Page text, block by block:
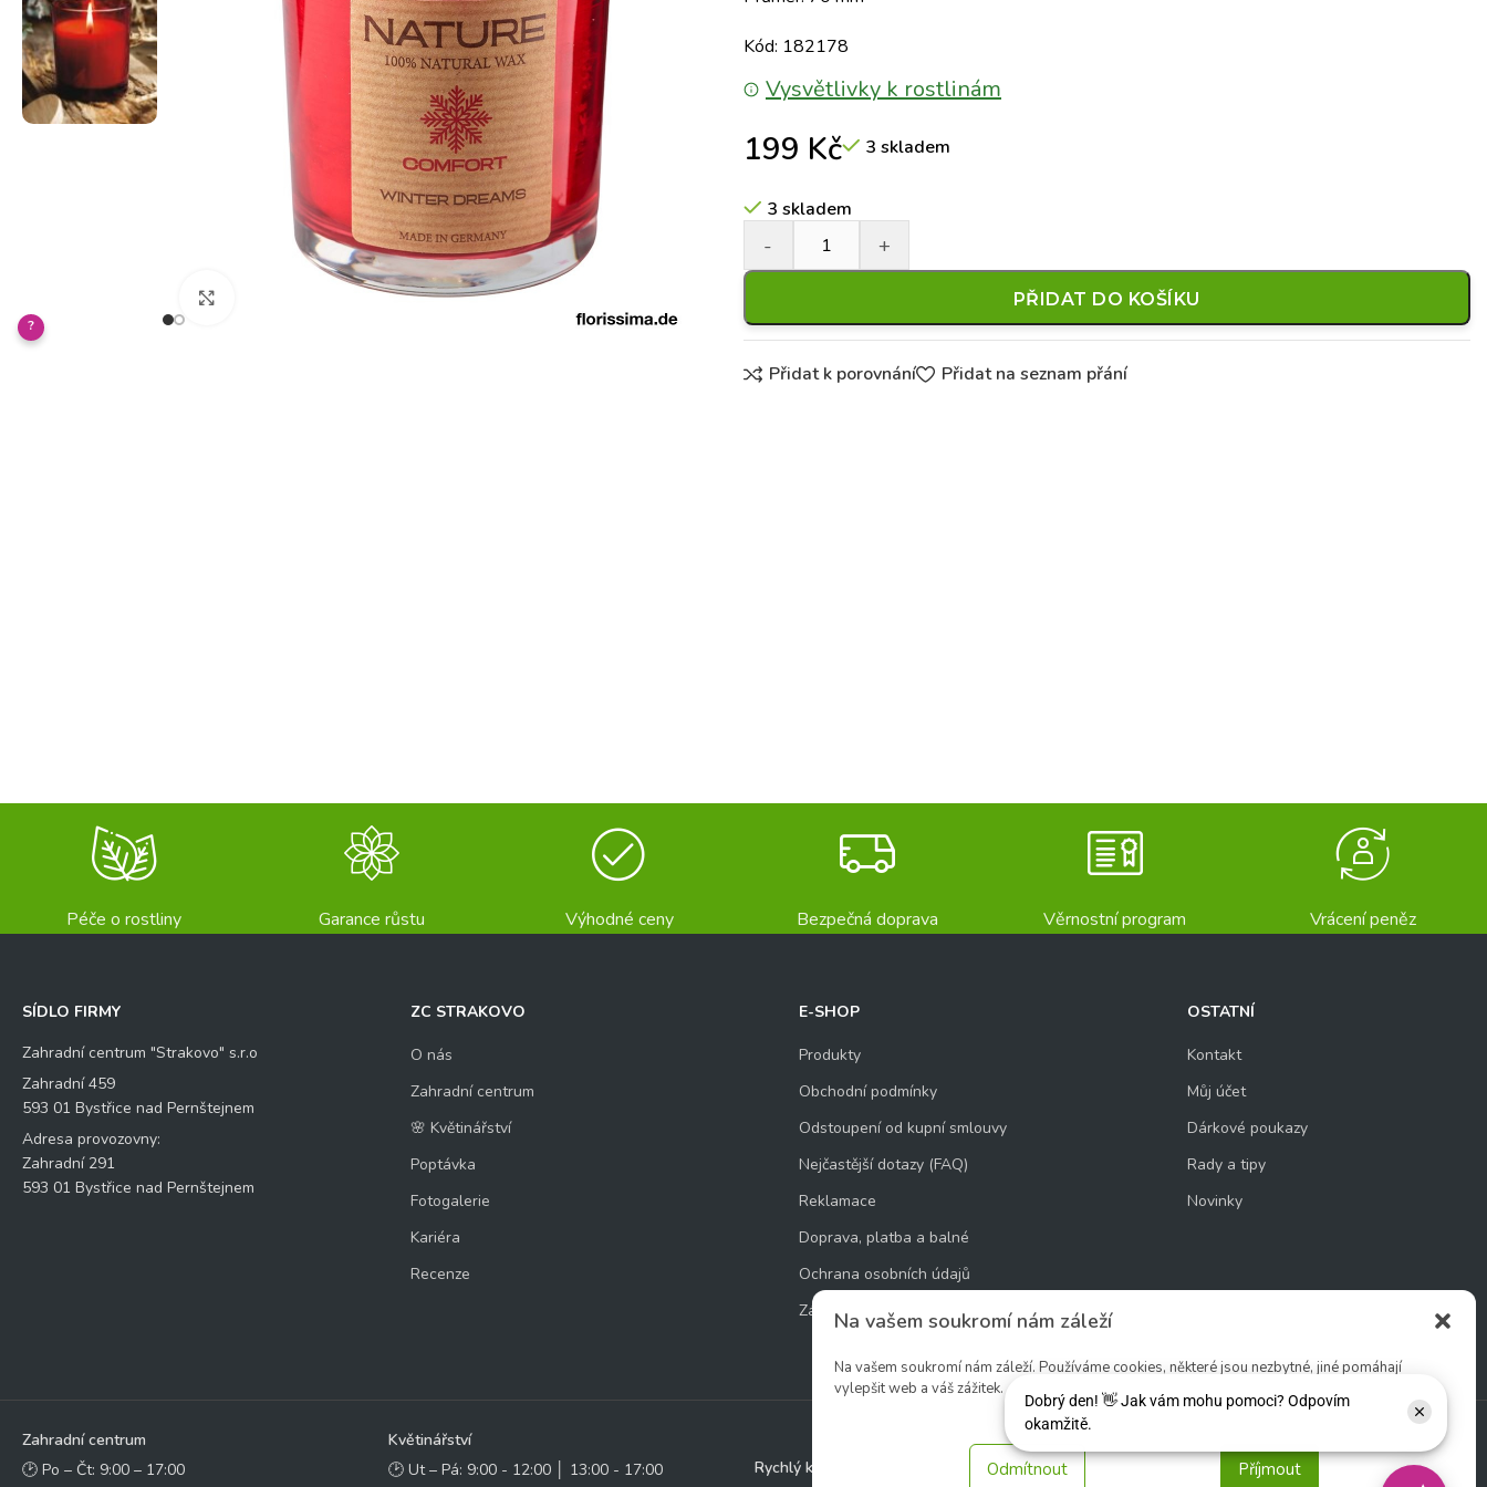
Na vašem soukromí nám záleží
Na vašem soukromí nám záleží. Používáme cookies, některé jsou nezbytné, jiné pomáhají
vylepšit web a váš zážitek.
Příjmout
Odmítnout
Klikněte pro zvětšení
?
Kód: 182178
Vysvětlivky k rostlinám
199 Kč 3 skladem
3 skladem
PŘIDAT DO KOŠÍKU
Přidat k porovnání Přidat na seznam přání
Péče o rostliny Garance růstu Výhodné ceny Bezpečná doprava Věrnostní program Vrácení peněz
SÍDLO FIRMY
Zahradní centrum "Strakovo" s.r.o
Zahradní 459
593 01 Bystřice nad Pernštejnem
Adresa provozovny:
Zahradní 291
593 01 Bystřice nad Pernštejnem
ZC STRAKOVO
O nás
Zahradní centrum
🌸 Květinářství
Poptávka
Fotogalerie
Kariéra
Recenze
E-SHOP
Produkty
Obchodní podmínky
Odstoupení od kupní smlouvy
Nejčastější dotazy (FAQ)
Reklamace
Doprava, platba a balné
Ochrana osobních údajů
Zásady používání souborů cookie
OSTATNÍ
Kontakt
Můj účet
Dárkové poukazy
Rady a tipy
Novinky
Zahradní centrum
🕑 Po – Čt: 9:00 – 17:00
Květinářství
🕑 Ut – Pá: 9:00 - 12:00 │ 13:00 - 17:00
Rychlý kontakt: